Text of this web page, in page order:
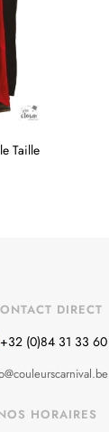
Taille
DIRECT
+32 (0)84 31 33 60
HORAIRES